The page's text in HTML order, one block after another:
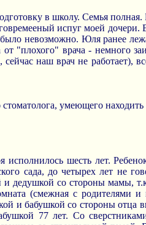
в школу. Семья
испуг моей
невозможно. Юля ранее
"плохого" врача - немного
сейчас наш врач не работает),
умеющего находить
шесть лет.
сада, до четырех лет не
и дедушкой со стороны мамы,
(смежная с родителями
и бабушкой со стороны отца
77 лет. Со